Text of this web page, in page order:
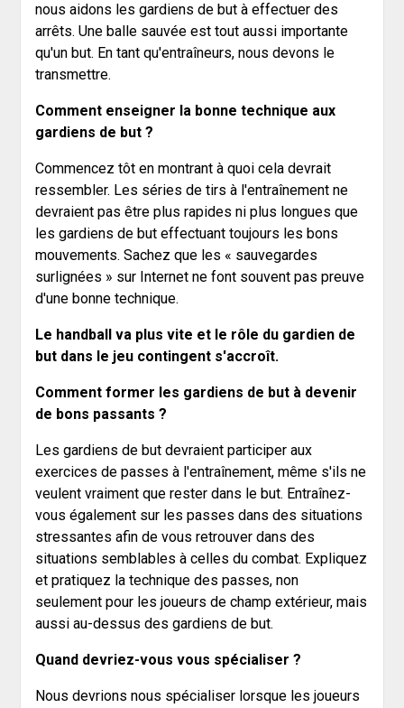
nous aidons les gardiens de but à effectuer des
arrêts. Une balle sauvée est tout aussi importante
qu'un but. En tant qu'entraîneurs, nous devons le
transmettre.
Comment enseigner la bonne technique aux
gardiens de but ?
Commencez tôt en montrant à quoi cela devrait
ressembler. Les séries de tirs à l'entraînement ne
devraient pas être plus rapides ni plus longues que
les gardiens de but effectuant toujours les bons
mouvements. Sachez que les « sauvegardes
surlignées » sur Internet ne font souvent pas preuve
d'une bonne technique.
Le handball va plus vite et le rôle du gardien de
but dans le jeu contingent s'accroît.
Comment former les gardiens de but à devenir
de bons passants ?
Les gardiens de but devraient participer aux
exercices de passes à l'entraînement, même s'ils ne
veulent vraiment que rester dans le but. Entraînez-
vous également sur les passes dans des situations
stressantes afin de vous retrouver dans des
situations semblables à celles du combat. Expliquez
et pratiquez la technique des passes, non
seulement pour les joueurs de champ extérieur, mais
aussi au-dessus des gardiens de but.
Quand devriez-vous vous spécialiser ?
Nous devrions nous spécialiser lorsque les joueurs